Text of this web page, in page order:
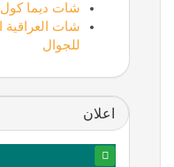
شات ديما كول
شات العراقية
للجوال
اعلان